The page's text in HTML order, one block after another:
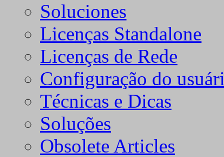
Soluciones
Licenças Standalone
Licenças de Rede
Configuração do
Técnicas e Dicas
Soluções
Obsolete Articles